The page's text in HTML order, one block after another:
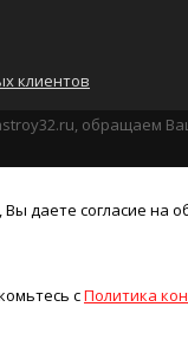
клиентов
обращаем
даете согласие на
сПолитика